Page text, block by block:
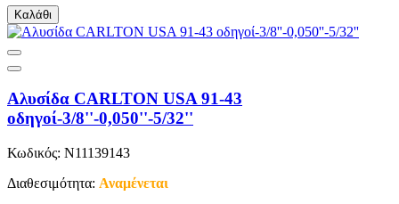
Καλάθι
Αλυσίδα CARLTON USA 91-43
οδηγοί-3/8''-0,050''-5/32''
Κωδικός: N11139143
Διαθεσιμότητα: Αναμένεται